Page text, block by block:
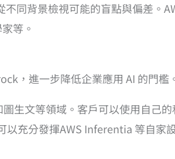
同背景檢視可能的盲點與偏差。
等。
，進一步降低企業應用 AI 的門檻
生文等領域。客戶可以使用自己
充分發揮AWS Inferentia 等自家